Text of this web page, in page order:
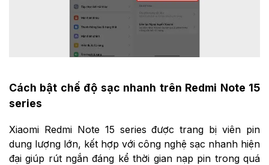
Cách bật chế độ sạc nhanh trên Redmi Note 15
series
Xiaomi Redmi Note 15 series được trang bị viên pin
dung lượng lớn, kết hợp với công nghệ sạc nhanh hiện
đại giúp rút ngắn đáng kể thời gian nạp pin trong quá